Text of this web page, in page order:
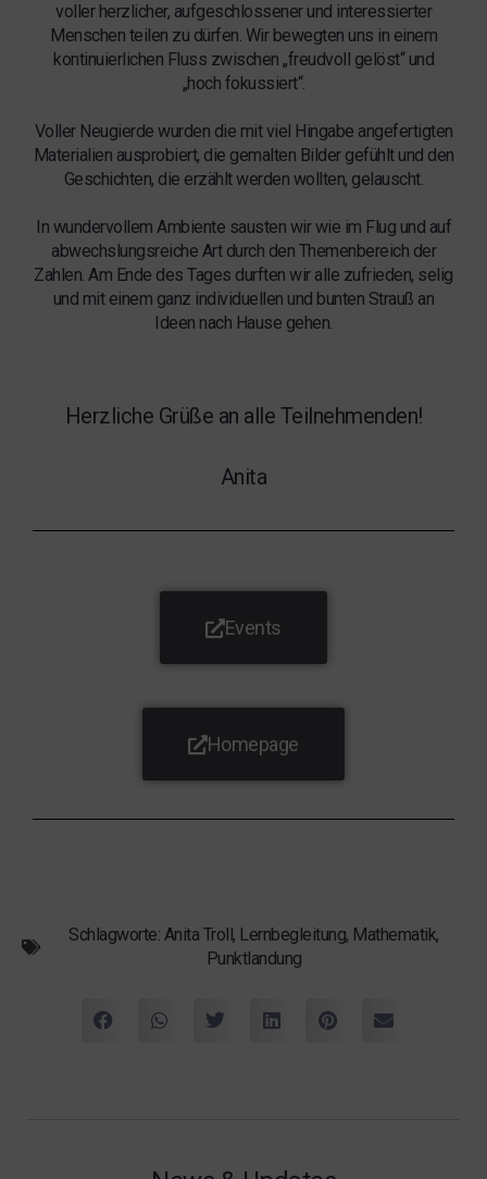
voller herzlicher, aufgeschlossener und interessierter
Menschen teilen zu dürfen. Wir bewegten uns in einem
kontinuierlichen Fluss zwischen „freudvoll gelöst“ und
„hoch fokussiert“.
Voller Neugierde wurden die mit viel Hingabe angefertigten
Materialien ausprobiert, die gemalten Bilder gefühlt und den
Geschichten, die erzählt werden wollten, gelauscht.
In wundervollem Ambiente sausten wir wie im Flug und auf
abwechslungsreiche Art durch den Themenbereich der
Zahlen. Am Ende des Tages durften wir alle zufrieden, selig
und mit einem ganz individuellen und bunten Strauß an
Ideen nach Hause gehen.
Herzliche Grüße an alle Teilnehmenden!
Anita
Events
Homepage
Schlagworte: Anita Troll, Lernbegleitung, Mathematik,
Punktlandung